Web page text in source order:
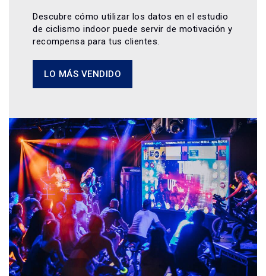
Descubre cómo utilizar los datos en el estudio
de ciclismo indoor puede servir de motivación y
recompensa para tus clientes.
LO MÁS VENDIDO